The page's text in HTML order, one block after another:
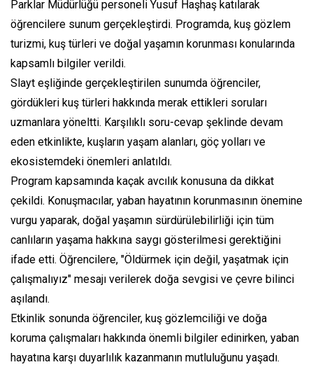
Parklar Müdürlüğü personeli Yusuf Haşhaş katılarak
öğrencilere sunum gerçekleştirdi. Programda, kuş gözlem
turizmi, kuş türleri ve doğal yaşamın korunması konularında
kapsamlı bilgiler verildi.
Slayt eşliğinde gerçekleştirilen sunumda öğrenciler,
gördükleri kuş türleri hakkında merak ettikleri soruları
uzmanlara yöneltti. Karşılıklı soru-cevap şeklinde devam
eden etkinlikte, kuşların yaşam alanları, göç yolları ve
ekosistemdeki önemleri anlatıldı.
Program kapsamında kaçak avcılık konusuna da dikkat
çekildi. Konuşmacılar, yaban hayatının korunmasının önemine
vurgu yaparak, doğal yaşamın sürdürülebilirliği için tüm
canlıların yaşama hakkına saygı gösterilmesi gerektiğini
ifade etti. Öğrencilere, "Öldürmek için değil, yaşatmak için
çalışmalıyız" mesajı verilerek doğa sevgisi ve çevre bilinci
aşılandı.
Etkinlik sonunda öğrenciler, kuş gözlemciliği ve doğa
koruma çalışmaları hakkında önemli bilgiler edinirken, yaban
hayatına karşı duyarlılık kazanmanın mutluluğunu yaşadı.